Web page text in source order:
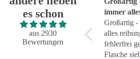
es schon
aus 2930
Bewertungen
Super!
immer
und
Großartig -
alles
fehlerfrei
Flasche